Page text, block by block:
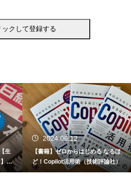
生
A
ビ
2024.06.12
【書籍】ゼロからはじめる なるほ
ど！Copilot活用術（技術評論社）